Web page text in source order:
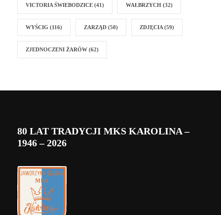
VICTORIA ŚWIEBODZICE (41) WAŁBRZYCH (32)
WYŚCIG (116) ZARZĄD (50) ZDJĘCIA (59)
ZJEDNOCZENI ŻARÓW (62)
80 LAT TRADYCJI MKS KAROLINA –
1946 – 2026